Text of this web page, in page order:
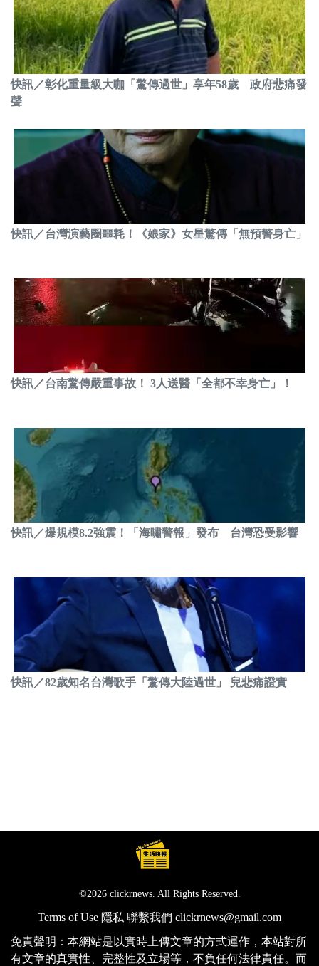
快訊／彰化重量級大咖「驚傳過世」享年58歲 政府悲痛發
聲
快訊／台灣演藝圈噩耗！《娘家》女星驚傳「無預警身亡」
快訊／台南驚傳嚴重事故！ 3人送醫「全都不幸身亡」！
快訊／爆規模8.2強震！「海嘯警報」發布 台灣恐受影響
快訊／82歲知名台灣歌手「驚傳大陸過世」 兒悲痛證實
©2026 clickrnews. All Rights Reserved.
Terms of Use 隱私 聯繫我們 clickrnews@gmail.com
免責聲明：本網站是以實時上傳文章的方式運作，本站對所
有文章的真實性、完整性及立場等，不負任何法律責任。而